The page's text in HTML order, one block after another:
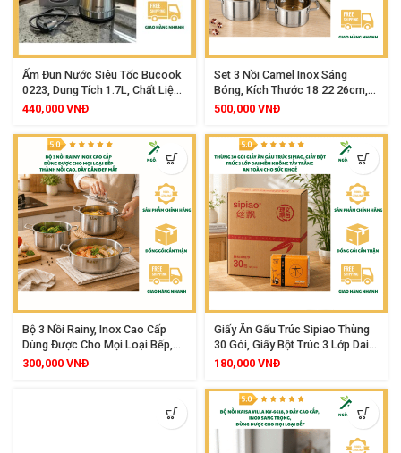
Ấm Đun Nước Siêu Tốc Bucook
0223, Dung Tích 1.7L, Chất Liệu
Inox 304 Cao Cấp, Công Suất
Cầm Cách Nhiệt, Đế Xoay 360
Độ, Tự Ngắt Khi Sôi
440,000 VNĐ
Set 3 Nồi Camel Inox Sáng
Bóng, Kích Thước 18 22 26cm,
Dùng Được Mọi Loại Bếp
500,000 VNĐ
Bộ 3 Nồi Rainy, Inox Cao Cấp
Dùng Được Cho Mọi Loại Bếp,
Thành Cao Dày Đẹp
300,000 VNĐ
Giấy Ăn Gấu Trúc Sipiao Thùng
30 Gói, Giấy Bột Trúc 3 Lớp Dai
Mềm Không Tẩy Trắng An Toàn
180,000 VNĐ